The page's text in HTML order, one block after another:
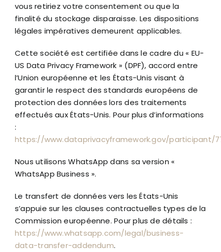
vous retiriez votre consentement ou que la
finalité du stockage disparaisse. Les dispositions
légales impératives demeurent applicables.
Cette société est certifiée dans le cadre du « EU-
US Data Privacy Framework » (DPF), accord entre
l’Union européenne et les États-Unis visant à
garantir le respect des standards européens de
protection des données lors des traitements
effectués aux États-Unis. Pour plus d’informations
:
https://www.dataprivacyframework.gov/participant/
Nous utilisons WhatsApp dans sa version «
WhatsApp Business ».
Le transfert de données vers les États-Unis
s’appuie sur les clauses contractuelles types de la
Commission européenne. Pour plus de détails :
https://www.whatsapp.com/legal/business-
data-transfer-addendum.